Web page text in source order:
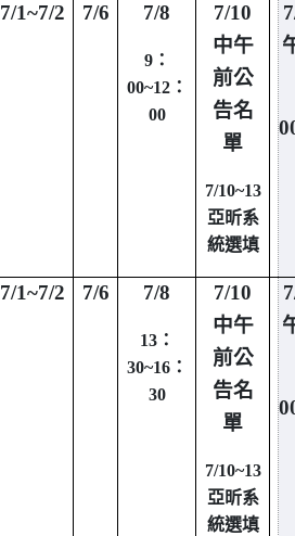
7/1~7/2 7/6 7/8
9：
00~12：
00
7/10
中午
前公
告名
單
7/10~13
亞昕系
統選填
7/1~7/2 7/6 7/8
13：
30~16：
30
7/10
中午
前公
告名
單
7/10~13
亞昕系
統選填